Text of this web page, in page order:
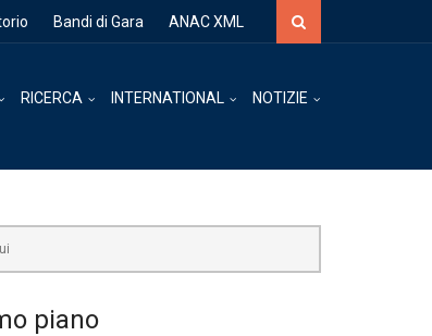
Cerca
Bandi di Gara ANAC XML
RICERCA INTERNATIONAL NOTIZIE
piano